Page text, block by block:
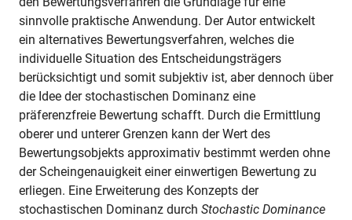
sinnvolle praktische Anwendung. Der Autor entwickelt
ein alternatives Bewertungsverfahren, welches die
individuelle Situation des Entscheidungsträgers
berücksichtigt und somit subjektiv ist, aber dennoch über
die Idee der stochastischen Dominanz eine
präferenzfreie Bewertung schafft. Durch die Ermittlung
oberer und unterer Grenzen kann der Wert des
Bewertungsobjekts approximativ bestimmt werden ohne
der Scheingenauigkeit einer einwertigen Bewertung zu
erliegen. Eine Erweiterung des Konzepts der
stochastischen Dominanz durch Stochastic Dominance